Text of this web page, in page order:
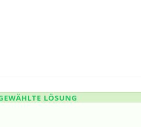
LÖSUNG